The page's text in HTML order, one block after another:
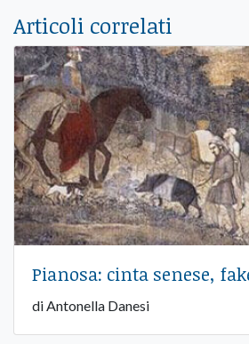
Articoli correlati
Pianosa: cinta senese,
di Antonella Danesi